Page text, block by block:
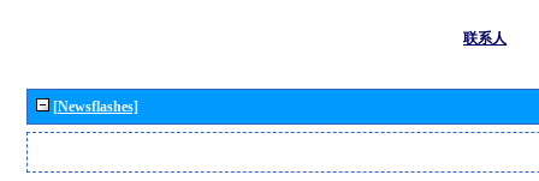
联系人
[Newsflashes]